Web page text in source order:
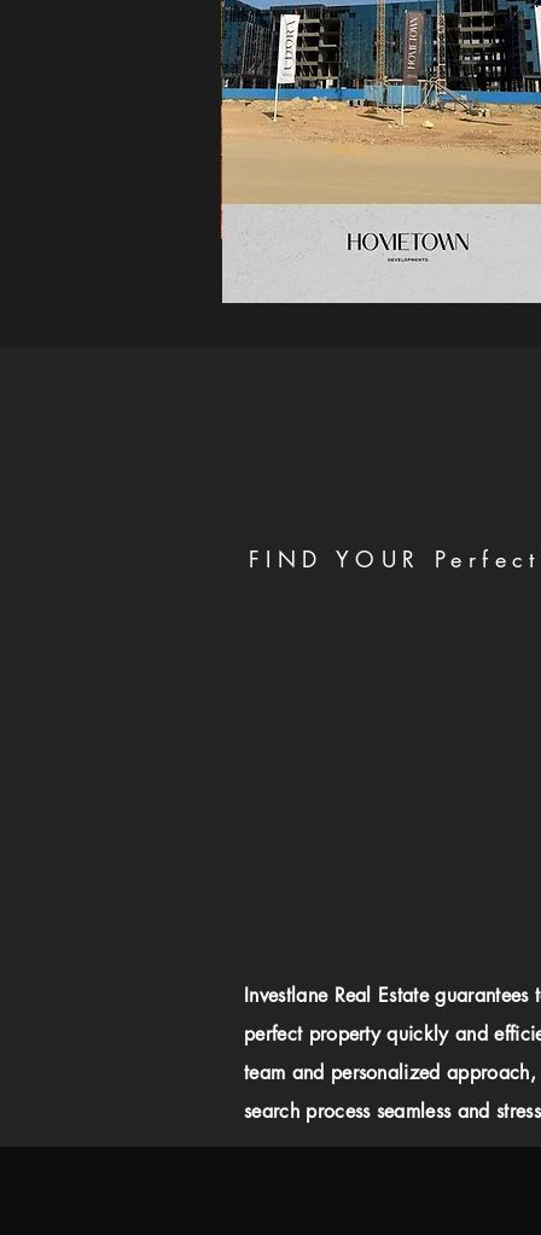
FIND YOUR
Investlane Real Estate
perfect property quickly and
team and personalized
search process seamless and